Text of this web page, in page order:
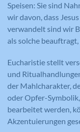
Speisen: Sie sind
wir davon, dass
verwandelt sind wir
als solche
Eucharistie stellt
und
der Mahlcharakter,
oder Opfer-
bearbeitet werden,
Akzentuierungen